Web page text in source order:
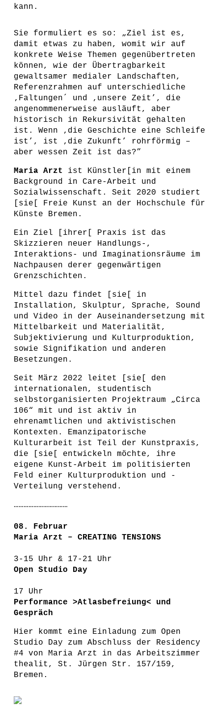
kann.
Sie formuliert es so: „Ziel ist es,
damit etwas zu haben, womit wir auf
konkrete Weise Themen gegenübertreten
können, wie der Übertragbarkeit
gewaltsamer medialer Landschaften,
Referenzrahmen auf unterschiedliche
‚Faltungen´ und ‚unsere Zeit’, die
angenommenerweise ausläuft, aber
historisch in Rekursivität gehalten
ist. Wenn ‚die Geschichte eine Schleife
ist’, ist ‚die Zukunft’ rohrförmig –
aber wessen Zeit ist das?”
Maria Arzt
ist Künstler[in mit einem
Background in Care-Arbeit und
Sozialwissenschaft. Seit 2020 studiert
[sie[ Freie Kunst an der Hochschule für
Künste Bremen.
Ein Ziel [ihrer[ Praxis ist das
Skizzieren neuer Handlungs-,
Interaktions- und Imaginationsräume im
Nachpausen derer gegenwärtigen
Grenzschichten.
Mittel dazu findet [sie[ in
Installation, Skulptur, Sprache, Sound
und Video in der Auseinandersetzung mit
Mittelbarkeit und Materialität,
Subjektivierung und Kulturproduktion,
sowie Signifikation und anderen
Besetzungen.
Seit März 2022 leitet [sie[ den
internationalen, studentisch
selbstorganisierten Projektraum „Circa
106“ mit und ist aktiv in
ehrenamtlichen und aktivistischen
Kontexten. Emanzipatorische
Kulturarbeit ist Teil der Kunstpraxis,
die [sie[ entwickeln möchte, ihre
eigene Kunst-Arbeit im politisierten
Feld einer Kulturproduktion und -
Verteilung verstehend.
……………………………
08. Februar
Maria Arzt – CREATING TENSIONS
3-15 Uhr & 17-21 Uhr
Open Studio Day
17 Uhr
Performance >Atlasbefreiung< und
Gespräch
Hier kommt eine Einladung zum Open
Studio Day zum Abschluss der Residency
#4 von Maria Arzt in das Arbeitszimmer
thealit, St. Jürgen Str. 157/159,
Bremen.